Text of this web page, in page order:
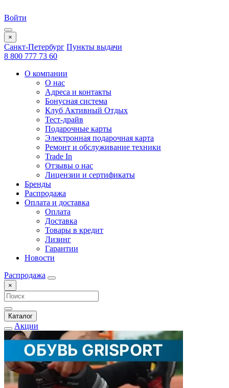
Войти
×
Санкт-Петербург Пункты выдачи
8 800 777 73 60
О компании
О нас
Адреса и контакты
Бонусная система
Клуб Активный Отдых
Тест-драйв
Подарочные карты
Электронная подарочная карта
Ремонт и обслуживание техники
Trade In
Отзывы о нас
Лицензии и сертификаты
Бренды
Распродажа
Оплата и доставка
Оплата
Доставка
Товары в кредит
Лизинг
Гарантии
Новости
Распродажа
×
Каталог
Акции